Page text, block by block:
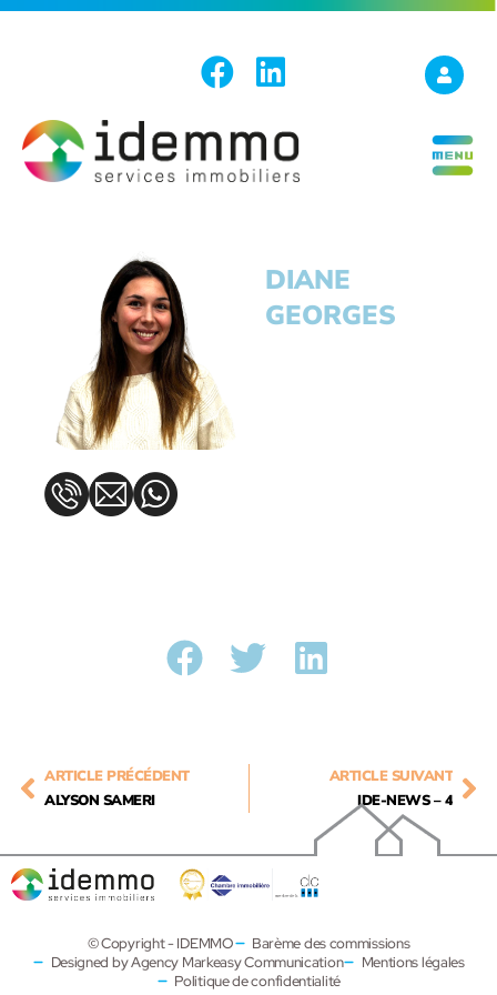
DIANE
GEORGES
ARTICLE PRÉCÉDENT
ALYSON SAMERI
ARTICLE SUIVANT
IDE-NEWS – 4
© Copyright - IDEMMO
Barème des commissions
Designed by Agency Markeasy Communication
Mentions légales
Politique de confidentialité